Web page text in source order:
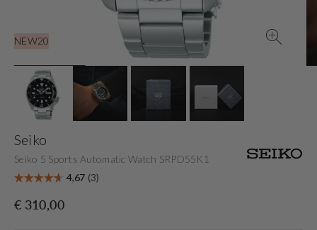
NEW20
Seiko
Seiko 5 Sports Automatic Watch SRPD55K1
Originele
€ 310,00